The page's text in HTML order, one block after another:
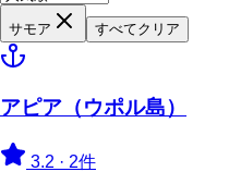
サモア すべてクリア
アピア（ウポル島）
3.2 · 2件